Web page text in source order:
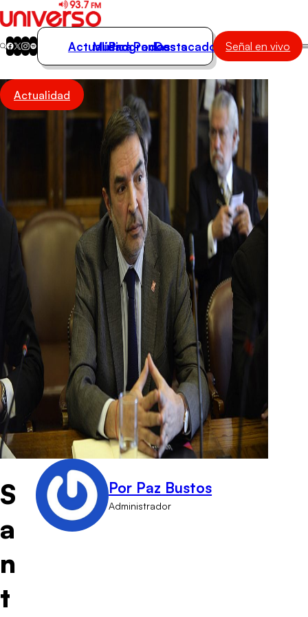
Actualidad
Música
Programas
Destacados
Actualidad
Música
Programas
Podcasts
Destacados Señal en vivo
Actualidad
S
a
n
t
Por Paz Bustos
Administrador